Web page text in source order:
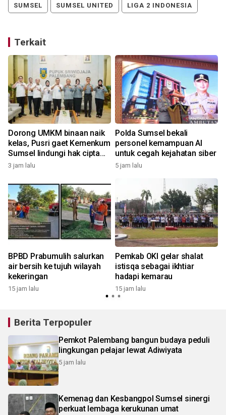
SUMSEL SUMSEL UNITED LIGA 2 INDONESIA
Terkait
Dorong UMKM binaan naik
kelas, Pusri gaet Kemenkum
Sumsel lindungi hak cipta
dan merek
3 jam lalu
Polda Sumsel bekali
personel kemampuan AI
untuk cegah kejahatan siber
5 jam lalu
BPBD Prabumulih salurkan
air bersih ke tujuh wilayah
kekeringan
15 jam lalu
Pemkab OKI gelar shalat
istisqa sebagai ikhtiar
hadapi kemarau
15 jam lalu
Berita Terpopuler
Pemkot Palembang bangun budaya peduli
lingkungan pelajar lewat Adiwiyata
5 jam lalu
Kemenag dan Kesbangpol Sumsel sinergi
perkuat lembaga kerukunan umat